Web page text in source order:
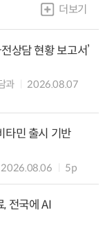
더보기
상담 현황 보고서’
과
2026.08.07
타민 출시 기반
2026.08.06 5p
전국에 AI